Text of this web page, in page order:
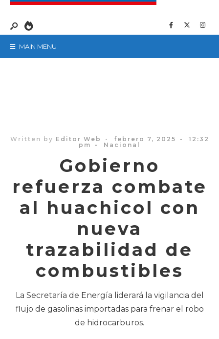
MAIN MENU
Written by Editor Web • febrero 7, 2025 •
12:32
pm
• Nacional
Gobierno
refuerza combate
al huachicol con
nueva
trazabilidad de
combustibles
La Secretaría de Energía liderará la vigilancia del
flujo de gasolinas importadas para frenar el robo
de hidrocarburos.